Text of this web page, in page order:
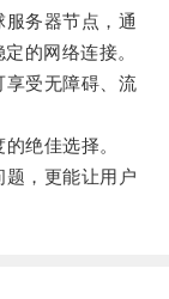
务器节点，通
的网络连接。
受无障碍、流
绝佳选择。
，更能让用户